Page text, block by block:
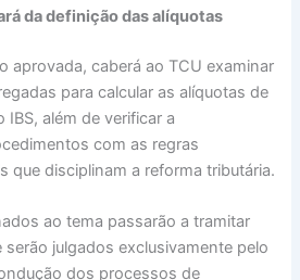
da definição das alíquotas
aprovada, caberá ao TCU examinar
para calcular as alíquotas de
IBS, além de verificar a
com as regras
que disciplinam a reforma tributária.
ao tema passarão a tramitar
serão julgados exclusivamente pelo
dos processos de